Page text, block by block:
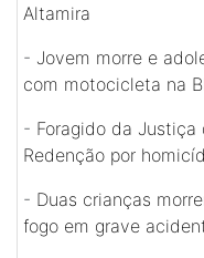
Altamira
- Jovem morre e
com motocicleta na
- Foragido da Justiça
Redenção por
- Duas crianças
fogo em grave